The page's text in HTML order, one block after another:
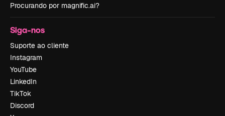
Procurando por magnific.ai?
Siga-nos
Suporte ao cliente
Instagram
YouTube
LinkedIn
TikTok
Discord